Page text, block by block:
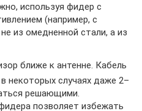
используя фидер с
(например, с
из омедненной стали, а из
ближе к антенне. Кабель
некоторых случаях даже 2–
решающими.
позволяет избежать